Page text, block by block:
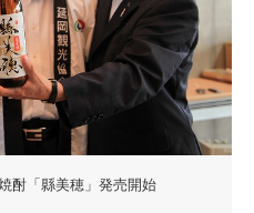
酎「縣美穂」発売開始